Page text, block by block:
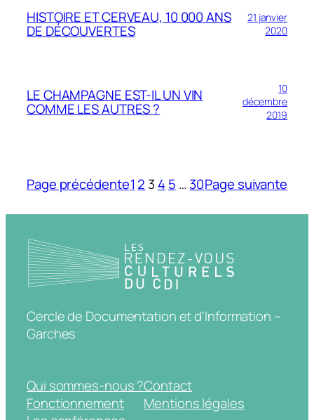
HISTOIRE ET CERVEAU, 10 000 ANS
DE DÉCOUVERTES
21 janvier
2020
LE CHAMPAGNE EST-IL UN VIN
COMME LES AUTRES ?
10
décembre
2019
Page précédente1 2 3 4 5 …30Page suivante
Cercle de Documentation et d'Information –
Garches
Qui sommes-nous ?
Fonctionnement
Contact
Mentions légales